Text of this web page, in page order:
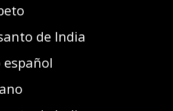
de India